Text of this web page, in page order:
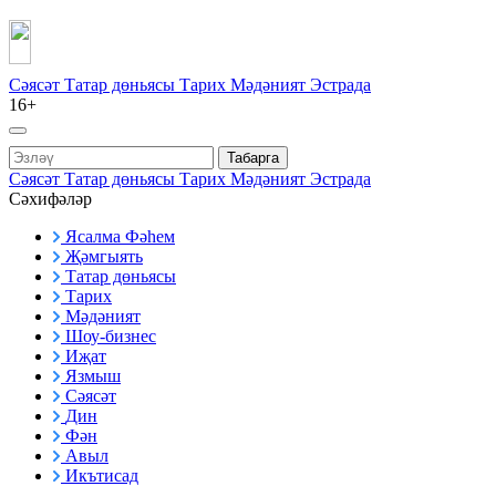
Сәясәт Татар дөньясы Тарих Мәдәният Эстрада
16+
Табарга
Сәясәт Татар дөньясы Тарих Мәдәният Эстрада
Сәхифәләр
Ясалма Фәһем
Җәмгыять
Татар дөньясы
Тарих
Мәдәният
Шоу-бизнес
Иҗат
Язмыш
Сәясәт
Дин
Фән
Авыл
Икътисад